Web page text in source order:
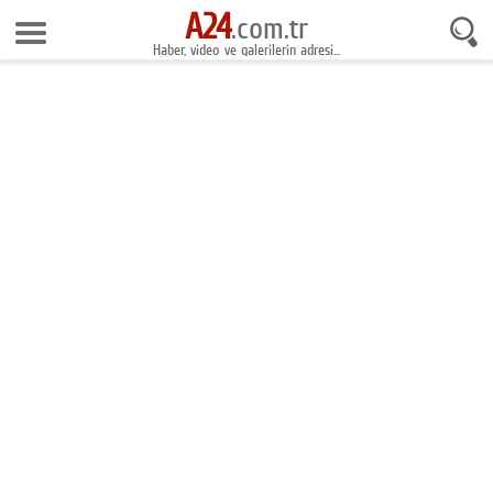
6 Ağustos 2026 8:06:34
Anasayfa
A24.com.tr
Haber, video ve galerilerin adresi...